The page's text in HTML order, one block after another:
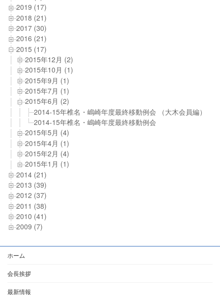
2019 (17)
2018 (21)
2017 (30)
2016 (21)
2015 (17)
2015年12月 (2)
2015年10月 (1)
2015年9月 (1)
2015年7月 (1)
2015年6月 (2)
2014-15年椎名・嶋崎年度最終移動例会 （大木会員編）
2014-15年椎名・嶋崎年度最終移動例会
2015年5月 (4)
2015年4月 (1)
2015年2月 (4)
2015年1月 (1)
2014 (21)
2013 (39)
2012 (37)
2011 (38)
2010 (41)
2009 (7)
ホーム
会長挨拶
最新情報